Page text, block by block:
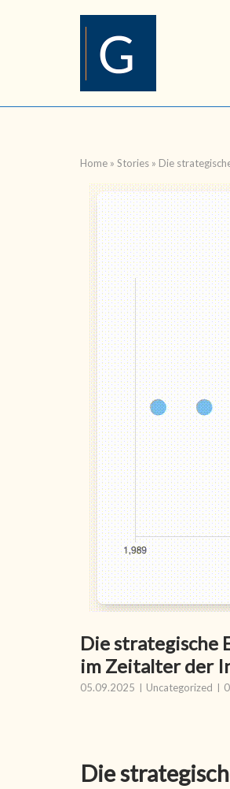
Home » Stories » Die
Die strategische
im Zeitalter der
05.09.2025 Uncategorized
Die